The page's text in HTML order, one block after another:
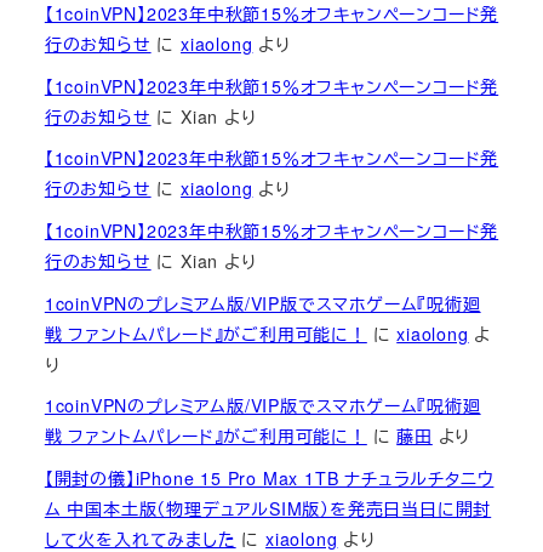
【1coinVPN】2023年中秋節15％オフキャンペーンコード発
行のお知らせ にxiaolong より
【1coinVPN】2023年中秋節15％オフキャンペーンコード発
行のお知らせ にXian より
【1coinVPN】2023年中秋節15％オフキャンペーンコード発
行のお知らせ にxiaolong より
【1coinVPN】2023年中秋節15％オフキャンペーンコード発
行のお知らせ にXian より
1coinVPNのプレミアム版/VIP版でスマホゲーム『呪術廻
戦 ファントムパレード』がご利用可能に！
にxiaolong よ
り
1coinVPNのプレミアム版/VIP版でスマホゲーム『呪術廻
戦 ファントムパレード』がご利用可能に！
に藤田 より
【開封の儀】iPhone 15 Pro Max 1TB ナチュラルチタニウ
ム 中国本土版（物理デュアルSIM版）を発売日当日に開封
して火を入れてみました にxiaolong より